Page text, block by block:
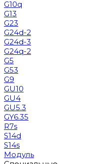
G10q
G13
G23
G24d-2
G24d-3
G24q-2
G5
G53
G9
GU10
GU4
GU5.3
GY6.35
R7s
S14d
S14s
Модуль